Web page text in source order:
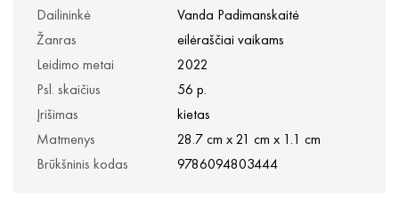
Dailininkė
Vanda Padimanskaitė
Žanras
eilėraščiai vaikams
Leidimo metai
2022
Psl. skaičius
56 p.
Įrišimas
kietas
Matmenys
28.7 cm x 21 cm x 1.1 cm
Brūkšninis kodas
9786094803444